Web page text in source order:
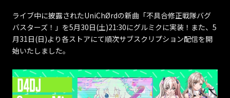
ライブ中に披露されたUniChØrdの新曲「不具合修正戦隊バグ
バスターズ！」を5月30日(土)21:30にグルミクに実装！また、5
月31日(日)より各ストアにて順次サブスクリプション配信を開
始いたしました。